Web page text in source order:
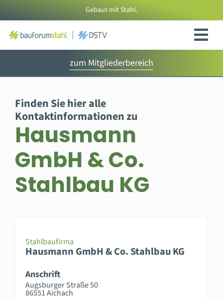
Inhalt
springen
Gebaut mit Stahl.
zum Mitgliederbereich
Finden Sie hier alle
Kontaktinformationen zu
Hausmann
GmbH & Co.
Stahlbau KG
Stahlbaufirma
Hausmann GmbH & Co. Stahlbau KG
Anschrift
Augsburger Straße 50
86551 Aichach